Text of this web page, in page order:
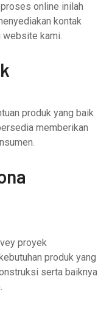
online inilah
kontak
website kami.
produk yang baik
memberikan
proyek
produk yang
serta baiknya